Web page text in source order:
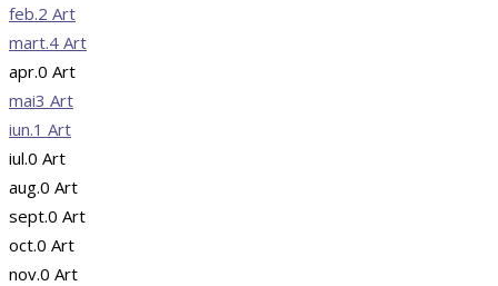
feb.2 Art
mart.4 Art
apr.0 Art
mai3 Art
iun.1 Art
iul.0 Art
aug.0 Art
sept.0 Art
oct.0 Art
nov.0 Art